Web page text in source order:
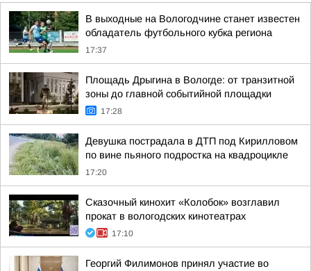
В выходные на Вологодчине станет известен
обладатель футбольного кубка региона
17:37
Площадь Дрыгина в Вологде: от транзитной
зоны до главной событийной площадки
17:28
Девушка пострадала в ДТП под Кирилловом
по вине пьяного подростка на квадроцикле
17:20
Сказочный кинохит «Колобок» возглавил
прокат в вологодских кинотеатрах
17:10
Георгий Филимонов принял участие во